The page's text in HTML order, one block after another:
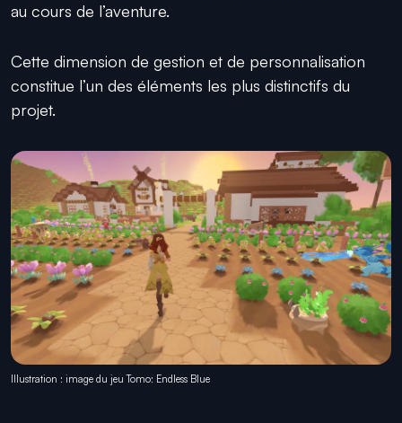
au cours de l’aventure.
Cette dimension de gestion et de personnalisation
constitue l’un des éléments les plus distinctifs du
projet.
Illustration : image du jeu Tomo: Endless Blue